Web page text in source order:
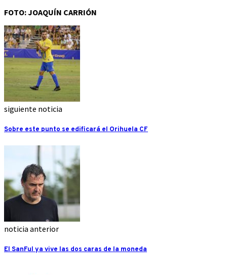
FOTO: JOAQUÍN CARRIÓN
siguiente noticia
Sobre este punto se edificará el Orihuela CF
noticia anterior
El SanFul ya vive las dos caras de la moneda